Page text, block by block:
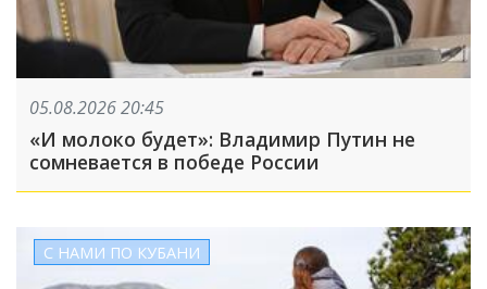
05.08.2026 20:45
«И молоко будет»: Владимир Путин не
сомневается в победе России
С НАМИ ПО КУБАНИ